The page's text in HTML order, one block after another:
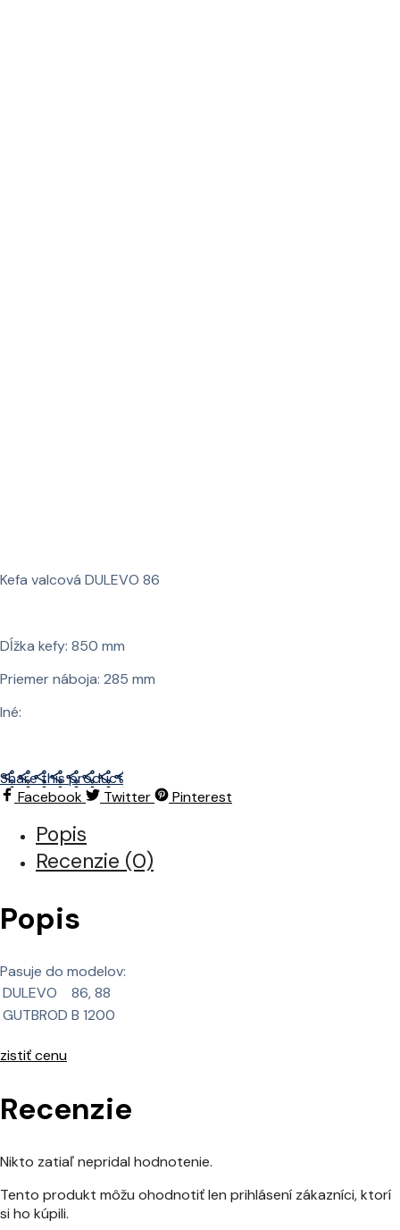
Kefa valcová DULEVO 86
Dĺžka kefy: 850 mm
Priemer náboja: 285 mm
Iné:
Share this product
Facebook
Twitter Pinterest
Popis
Recenzie (0)
Popis
Pasuje do modelov:
DULEVO
86, 88
GUTBROD B 1200
zistiť cenu
Recenzie
Nikto zatiaľ nepridal hodnotenie.
Tento produkt môžu ohodnotiť len prihlásení zákazníci, ktorí
si ho kúpili.